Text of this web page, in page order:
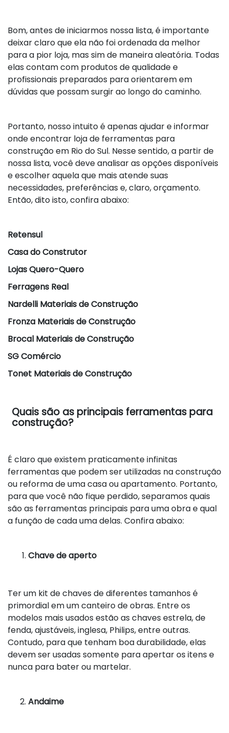
Bom, antes de iniciarmos nossa lista, é importante
deixar claro que ela não foi ordenada da melhor
para a pior loja, mas sim de maneira aleatória. Todas
elas contam com produtos de qualidade e
profissionais preparados para orientarem em
dúvidas que possam surgir ao longo do caminho.
Portanto, nosso intuito é apenas ajudar e informar
onde encontrar loja de ferramentas para
construção em Rio do Sul. Nesse sentido, a partir de
nossa lista, você deve analisar as opções disponíveis
e escolher aquela que mais atende suas
necessidades, preferências e, claro, orçamento.
Então, dito isto, confira abaixo:
Retensul
Casa do Construtor
Lojas Quero-Quero
Ferragens Real
Nardelli Materiais de Construção
Fronza Materiais de Construção
Brocal Materiais de Construção
SG Comércio
Tonet Materiais de Construção
Quais são as principais ferramentas para
construção?
É claro que existem praticamente infinitas
ferramentas que podem ser utilizadas na construção
ou reforma de uma casa ou apartamento. Portanto,
para que você não fique perdido, separamos quais
são as ferramentas principais para uma obra e qual
a função de cada uma delas. Confira abaixo:
Chave de aperto
Ter um kit de chaves de diferentes tamanhos é
primordial em um canteiro de obras. Entre os
modelos mais usados estão as chaves estrela, de
fenda, ajustáveis, inglesa, Philips, entre outras.
Contudo, para que tenham boa durabilidade, elas
devem ser usadas somente para apertar os itens e
nunca para bater ou martelar.
Andaime